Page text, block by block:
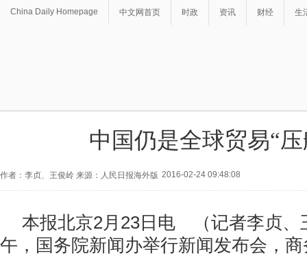
China Daily Homepage 中文网首页 时政 资讯 财经 生
中国仍是全球贸易“
作者：李贞、王俊岭 来源：人民日报海外版 2016-02-24 09:48:08
本报北京2月23日电 （记者李贞、
午，国务院新闻办举行新闻发布会，